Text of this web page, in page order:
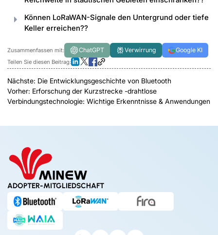
Können LoRaWAN-Signale den Untergrund oder tiefe
Keller erreichen??
Zusammenfassen mit: ChatGPT Verwirrung Google KI
Teilen Sie diesen Beitrag:
Nächste: Die Entwicklungsgeschichte von Bluetooth
Vorher: Erforschung der Kurzstrecke -drahtlose
Verbindungstechnologie: Wichtige Erkenntnisse & Anwendungen
ADOPTER-MITGLIEDSCHAFT